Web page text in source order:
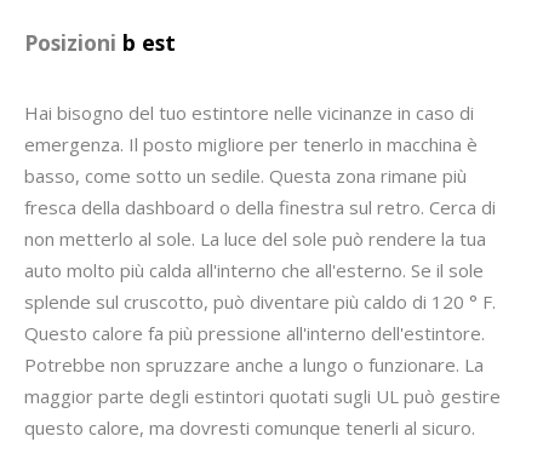
Posizioni b est
Hai bisogno del tuo estintore nelle vicinanze in caso di
emergenza. Il posto migliore per tenerlo in macchina è
basso, come sotto un sedile. Questa zona rimane più
fresca della dashboard o della finestra sul retro. Cerca di
non metterlo al sole. La luce del sole può rendere la tua
auto molto più calda all'interno che all'esterno. Se il sole
splende sul cruscotto, può diventare più caldo di 120 ° F.
Questo calore fa più pressione all'interno dell'estintore.
Potrebbe non spruzzare anche a lungo o funzionare. La
maggior parte degli estintori quotati sugli UL può gestire
questo calore, ma dovresti comunque tenerli al sicuro.